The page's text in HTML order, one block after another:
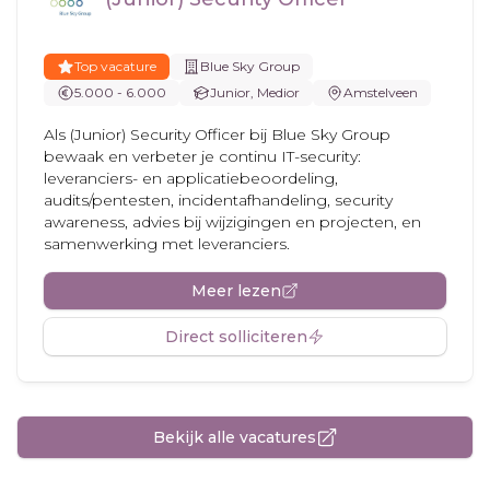
Top vacature
Blue Sky Group
5.000 - 6.000
Junior, Medior Amstelveen
Als (Junior) Security Officer bij Blue Sky Group
bewaak en verbeter je continu IT-security:
leveranciers- en applicatiebeoordeling,
audits/pentesten, incidentafhandeling, security
awareness, advies bij wijzigingen en projecten, en
samenwerking met leveranciers.
Meer lezen
Direct solliciteren
Bekijk alle vacatures